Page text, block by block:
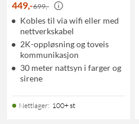
449,-699,-
Kobles til via wifi eller med
nettverkskabel
2K-oppløsning og toveis
kommunikasjon
30 meter nattsyn i farger og
sirene
Nettlager: 100+ st